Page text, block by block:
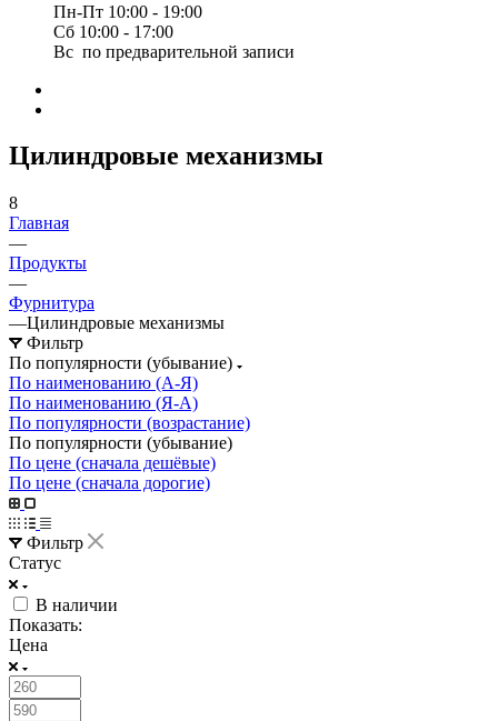
Пн-Пт 10:00 - 19:00
Сб 10:00 - 17:00
Вс по предварительной записи
Цилиндровые механизмы
8
Главная
—
Продукты
—
Фурнитура
—Цилиндровые механизмы
Фильтр
По популярности (убывание)
По наименованию (А-Я)
По наименованию (Я-А)
По популярности (возрастание)
По популярности (убывание)
По цене (сначала дешёвые)
По цене (сначала дорогие)
Фильтр
Статус
В наличии
Показать:
Цена